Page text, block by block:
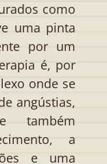
como
uma pinta
por um
é, por
onde se
angústias,
também
a
e uma